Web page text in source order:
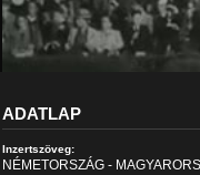
ADATLAP
Inzertszöveg:
NÉMETORSZÁG -